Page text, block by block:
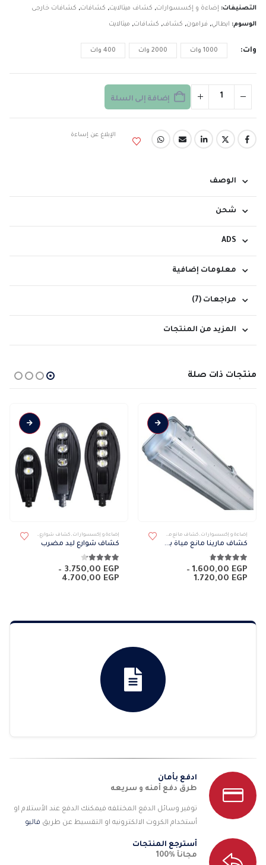
التصنيفات: إضاءة و إكسسوارات, كشاف ميتالايت, كشافات, كشافات خارجى
الوسوم: ايطالي, فرامون, كشاف, كشافات, ميتالايت
وات 1000 وات 2000 وات 400 وات
إضافة إلى السلة
الإبلاغ عن إساءة
الوصف
شحن
ADS
معلومات إضافية
مراجعات (7)
المزيد من المنتجات
منتجات ذات صلة
إضاءة و إكسسوارات , كشاف مانع مياة كشافات كشافات خارجى
كشاف مارينا مانع مياة باللمبات
4.71من 5
1.600,00 EGP
–
1.720,00 EGP
نطاق
إضاءة و إكسسوارات , كشاف شوارع, كشافات
كشاف شوارع ليد مضرب
4.14من 5
3.750,00 EGP
–
4.700,00 EGP
ادفع بأمان
طرق دفع أمنه و سريعه
توفير وسائل الدفع المختلفه فيمكنك الدفع عند الأستلام او
أستخدام الكروت الالكترونيه او التقسيط عن طريق فاليو
أسترجع المنتجات
مجانآ %100